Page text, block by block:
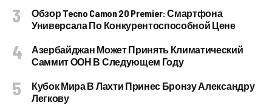
Обзор Tecno Camon 20 Premier: Смартфона
Универсала По Конкурентоспособной Цене
Азербайджан Может Принять Климатический
Саммит ООН В Следующем Году
Кубок Мира В Лахти Принес Бронзу Александру
Легкову